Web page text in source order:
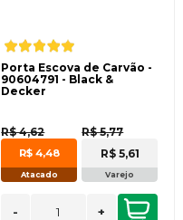
Porta Escova de Carvão -
90604791 - Black &
Decker
R$ 4,62
R$ 4,48
Atacado
R$ 5,77
R$ 5,61
Varejo
- +